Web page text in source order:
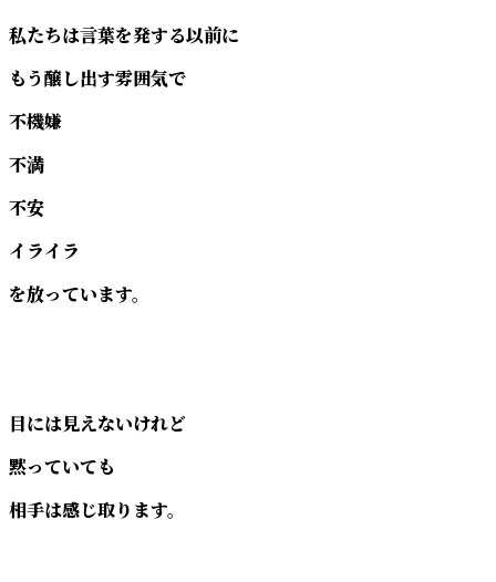
私たちは言葉を発する以前に
もう醸し出す雰囲気で
不機嫌
不満
不安
イライラ
を放っています。
目には見えないけれど
黙っていても
相手は感じ取ります。